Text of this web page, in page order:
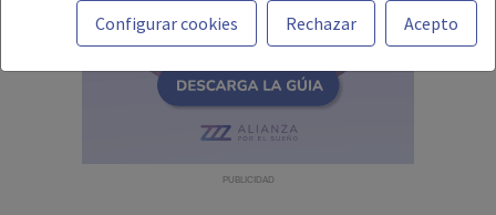
referida a productos del mercado español y, por
tanto, dirigida a profesionales sanitarios legalmente
facultados para prescribir o dispensar medicamentos
con ejercicio profesional. La información técnica de los
fármacos se facilita a título meramente informativo,
Configurar cookies Rechazar Acepto
PUBLICIDAD